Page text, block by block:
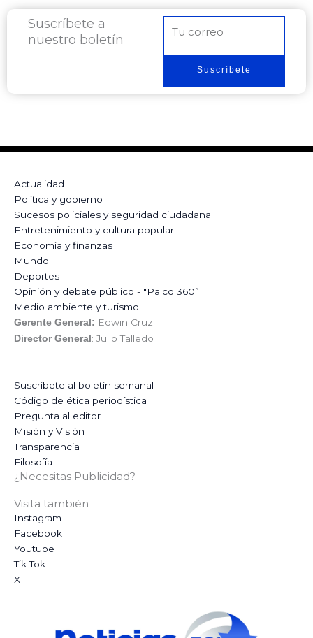
Suscríbete a
nuestro boletín
electrónico
Suscríbete
Actualidad
Política y gobierno
Sucesos policiales y seguridad ciudadana
Entretenimiento y cultura popular
Economía y finanzas
Mundo
Deportes
Opinión y debate público - "Palco 360”
Medio ambiente y turismo
Gerente General: Edwin Cruz
Director General : Julio Talledo
Suscríbete al boletín semanal
Código de ética periodística
Pregunta al editor
Misión y Visión
Transparencia
Filosofía
¿Necesitas Publicidad?
Visita también
Instagram
Facebook
Youtube
Tik Tok
X